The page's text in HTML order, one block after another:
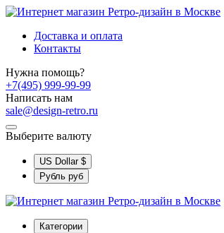
Доставка и оплата
Контакты
Нужна помощь?
+7(495) 999-99-99
Написать нам
sale@design-retro.ru
Выберите валюту
US Dollar $
Рубль руб
Категории